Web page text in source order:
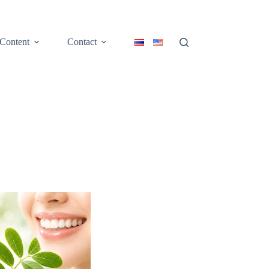
Content Contact